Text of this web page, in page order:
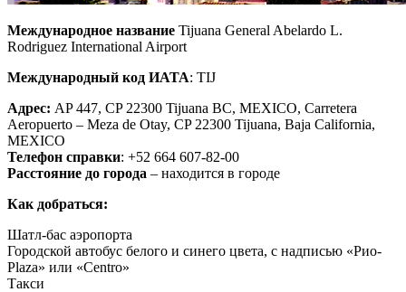
Международное название Tijuana General Abelardo L.
Rodriguez International Airport
Международный код ИАТА: TIJ
Адрес: AP 447, CP 22300 Tijuana BC, MEXICO, Carretera
Aeropuerto – Meza de Otay, CP 22300 Tijuana, Baja California,
MEXICO
Телефон справки: +52 664 607-82-00
Расстояние до города – находится в городе
Как добраться:
Шатл-бас аэропорта
Городской автобус белого и синего цвета, с надписью «Рио-
Plaza» или «Centro»
Такси